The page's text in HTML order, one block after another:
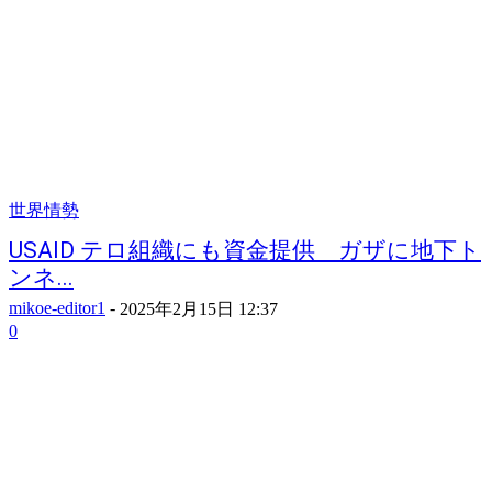
世界情勢
USAID テロ組織にも資金提供 ガザに地下ト
ンネ...
mikoe-editor1 - 2025年2月15日 12:37
0